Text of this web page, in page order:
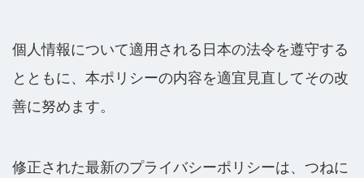
個人情報について適用される日本の法令を遵守する
とともに、本ポリシーの内容を適宜見直してその改
善に努めます。
修正された最新のプライバシーポリシーは、つねに